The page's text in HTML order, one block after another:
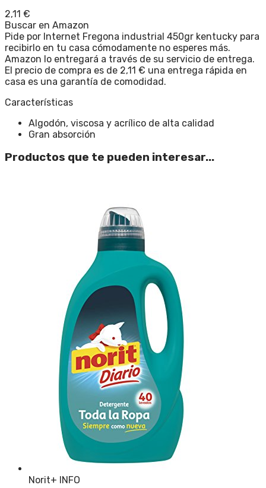
2,11 €
Buscar en Amazon
Pide por Internet Fregona industrial 450gr kentucky para
recibirlo en tu casa cómodamente no esperes más.
Amazon lo entregará a través de su servicio de entrega.
El precio de compra es de 2,11 € una entrega rápida en
casa es una garantía de comodidad.
Características
Algodón, viscosa y acrílico de alta calidad
Gran absorción
Productos que te pueden interesar...
Norit+ INFO